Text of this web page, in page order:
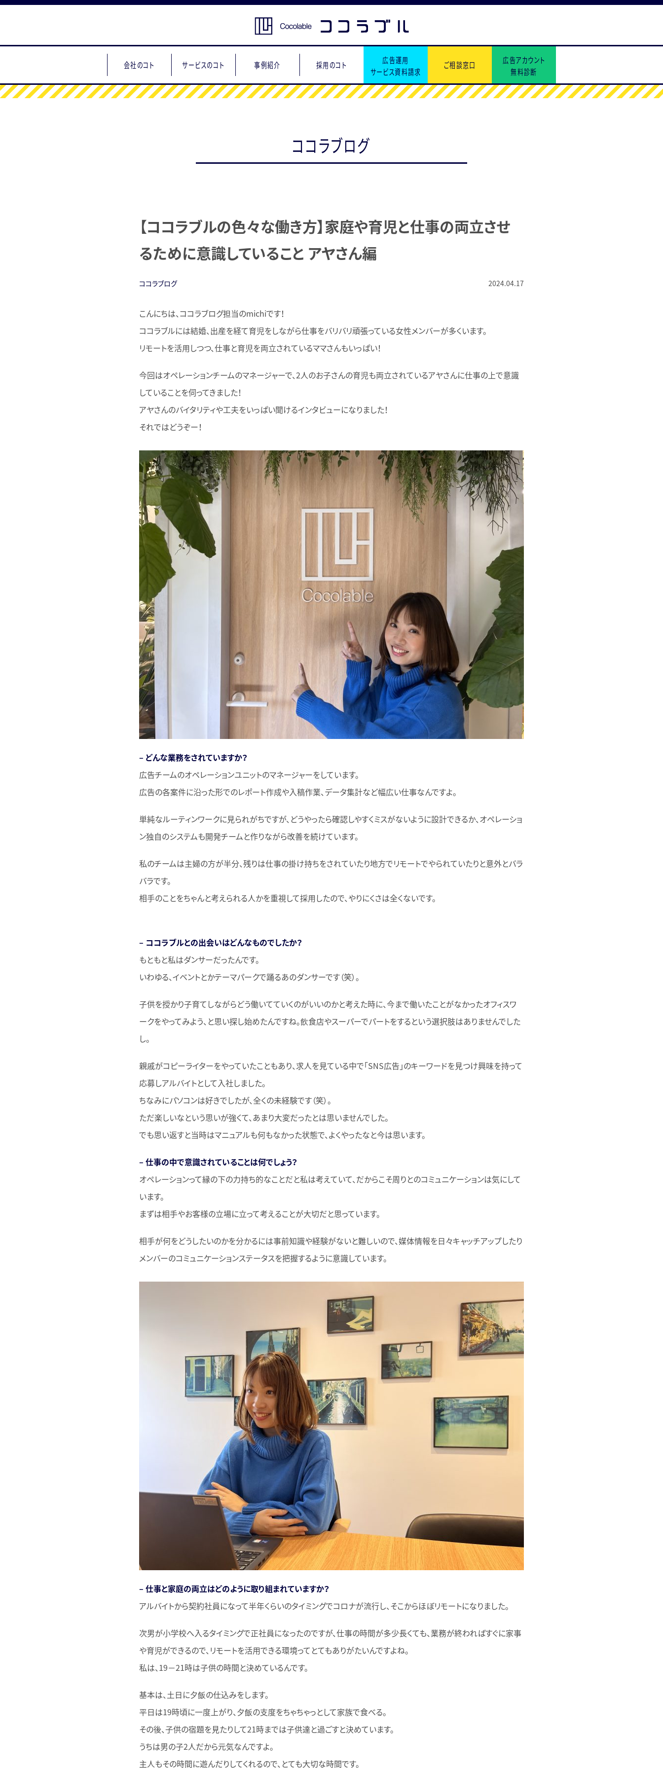
会社のコト サービスのコト 事例紹介 採用のコト
広告運用
サービス資料請求
ご相談窓口
広告アカウント
無料診断
ココラブログ
【ココラブルの色々な働き方】家庭や育児と仕事の両立させ
るために意識していること アヤさん編
ココラブログ 2024.04.17
こんにちは、ココラブログ担当のmichiです！
ココラブルには結婚、出産を経て育児をしながら仕事をバリバリ頑張っている女性メンバーが多くいます。
リモートを活用しつつ、仕事と育児を両立されているママさんもいっぱい！
今回はオペレーションチームのマネージャーで、2人のお子さんの育児も両立されているアヤさんに仕事の上で意識
していることを伺ってきました！
アヤさんのバイタリティや工夫をいっぱい聞けるインタビューになりました！
それではどうぞー！
– どんな業務をされていますか？
広告チームのオペレーションユニットのマネージャーをしています。
広告の各案件に沿った形でのレポート作成や入稿作業、データ集計など幅広い仕事なんですよ。
単純なルーティンワークに見られがちですが、どうやったら確認しやすくミスがないように設計できるか、オペレーショ
ン独自のシステムも開発チームと作りながら改善を続けています。
私のチームは主婦の方が半分、残りは仕事の掛け持ちをされていたり地方でリモートでやられていたりと意外とバラ
バラです。
相手のことをちゃんと考えられる人かを重視して採用したので、やりにくさは全くないです。
– ココラブルとの出会いはどんなものでしたか？
もともと私はダンサーだったんです。
いわゆる、イベントとかテーマパークで踊るあのダンサーです（笑）。
子供を授かり子育てしながらどう働いてていくのがいいのかと考えた時に、今まで働いたことがなかったオフィスワ
ークをやってみよう、と思い探し始めたんですね。飲食店やスーパーでパートをするという選択肢はありませんでした
し。
親戚がコピーライターをやっていたこともあり、求人を見ている中で「SNS広告」のキーワードを見つけ興味を持って
応募しアルバイトとして入社しました。
ちなみにパソコンは好きでしたが、全くの未経験です（笑）。
ただ楽しいなという思いが強くて、あまり大変だったとは思いませんでした。
でも思い返すと当時はマニュアルも何もなかった状態で、よくやったなと今は思います。
– 仕事の中で意識されていることは何でしょう？
オペレーションって縁の下の力持ち的なことだと私は考えていて、だからこそ周りとのコミュニケーションは気にして
います。
まずは相手やお客様の立場に立って考えることが大切だと思っています。
相手が何をどうしたいのかを分かるには事前知識や経験がないと難しいので、媒体情報を日々キャッチアップしたり
メンバーのコミュニケーションステータスを把握するように意識しています。
– 仕事と家庭の両立はどのように取り組まれていますか？
アルバイトから契約社員になって半年くらいのタイミングでコロナが流行し、そこからほぼリモートになりました。
次男が小学校へ入るタイミングで正社員になったのですが、仕事の時間が多少長くても、業務が終わればすぐに家事
や育児ができるので、リモートを活用できる環境ってとてもありがたいんですよね。
私は、19−21時は子供の時間と決めているんです。
基本は、土日に夕飯の仕込みをします。
平日は19時頃に一度上がり、夕飯の支度をちゃちゃっとして家族で食べる。
その後、子供の宿題を見たりして21時までは子供達と過ごすと決めています。
うちは男の子2人だから元気なんですよ。
主人もその時間に遊んだりしてくれるので、とても大切な時間です。